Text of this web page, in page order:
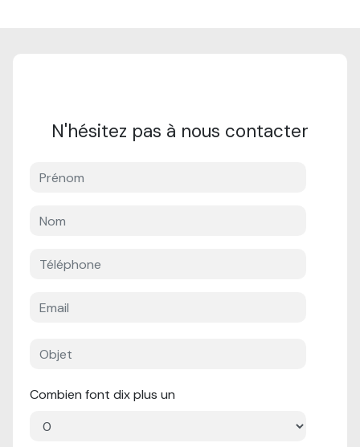
N'hésitez pas à nous contacter
Combien font dix plus un